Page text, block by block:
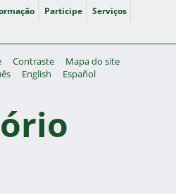
Participe
Serviços
Contraste
Mapa do site
English Español